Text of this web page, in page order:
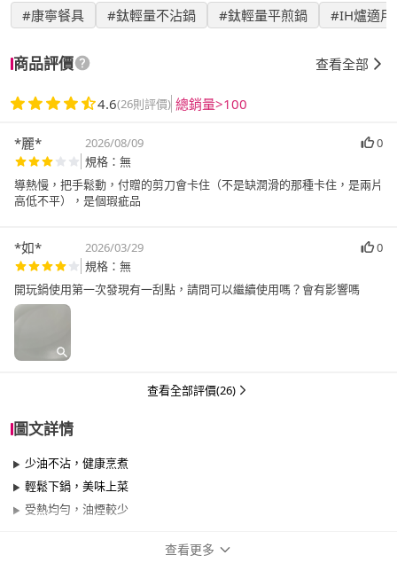
#康寧餐具 #鈦輕量不沾鍋 #鈦輕量平煎鍋 #IH爐適用
商品評價 查看全部
4.6(26則評價) 總銷量>100
*麗* 2026/08/09
0
規格：無
導熱慢，把手鬆動，付贈的剪刀會卡住（不是缺潤滑的那種卡住，是兩片
高低不平），￼是個瑕疵品
*如* 2026/03/29
0
規格：無
開玩鍋使用第一次發現有一刮點，請問可以繼續使用嗎？會有影響嗎
查看全部評價(26)
圖文詳情
少油不沾，健康烹煮
輕鬆下鍋，美味上菜
受熱均勻，油煙較少
查看更多